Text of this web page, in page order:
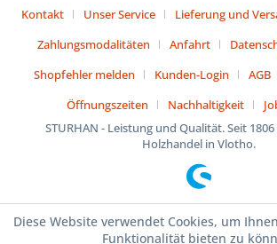
Kontakt Unser Service Lieferung und
Zahlungsmodalitäten
Anfahrt
Shopfehler melden
Kunden-Login AGB
Öffnungszeiten
Nachhaltigkeit
STURHAN - Leistung und Qualität. Seit
Holzhandel in Vlotho.
Diese Website verwendet Cookies, um
Funktionalität bieten zu